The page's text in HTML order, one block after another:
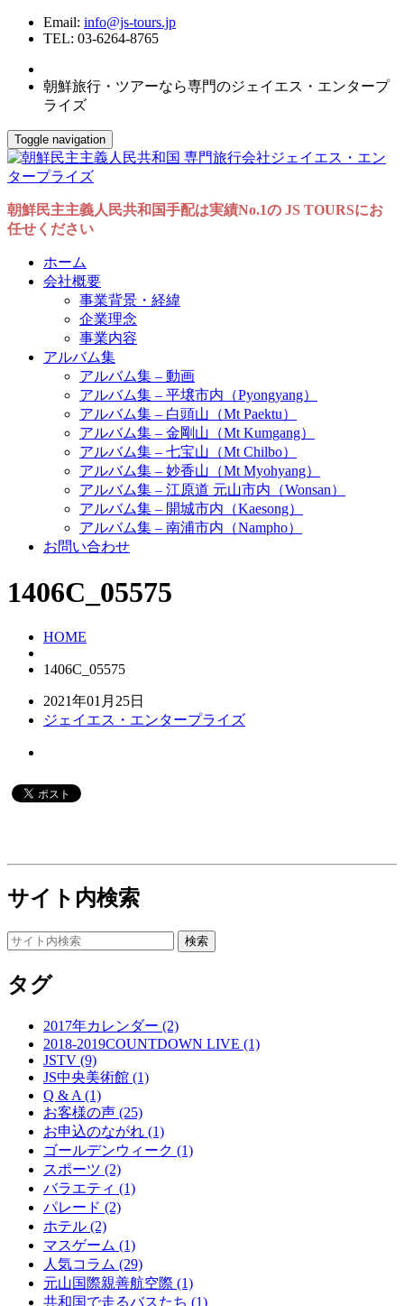
Email: info@js-tours.jp
TEL: 03-6264-8765
朝鮮旅行・ツアーなら専門のジェイエス・エンタープ
ライズ
Toggle navigation
朝鮮民主主義人民共和国手配は実績No.1の JS TOURSにお
任せください
ホーム
会社概要
事業背景・経緯
企業理念
事業内容
アルバム集
アルバム集 – 動画
アルバム集 – 平壌市内（Pyongyang）
アルバム集 – 白頭山（Mt Paektu）
アルバム集 – 金剛山（Mt Kumgang）
アルバム集 – 七宝山（Mt Chilbo）
アルバム集 – 妙香山（Mt Myohyang）
アルバム集 – 江原道 元山市内（Wonsan）
アルバム集 – 開城市内（Kaesong）
アルバム集 – 南浦市内（Nampho）
お問い合わせ
1406C_05575
HOME
1406C_05575
2021年01月25日
ジェイエス・エンタープライズ
サイト内検索
タグ
2017年カレンダー (2)
2018-2019COUNTDOWN LIVE (1)
JSTV (9)
JS中央美術館 (1)
Q & A (1)
お客様の声 (25)
お申込のながれ (1)
ゴールデンウィーク (1)
スポーツ (2)
バラエティ (1)
パレード (2)
ホテル (2)
マスゲーム (1)
人気コラム (29)
元山国際親善航空際 (1)
共和国で走るバスたち (1)